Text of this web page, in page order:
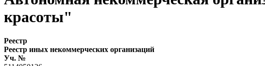
красоты"
Реестр
Реестр иных некоммерческих организаций
Уч. №